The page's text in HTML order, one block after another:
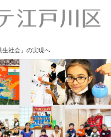
生社会」の実現へ